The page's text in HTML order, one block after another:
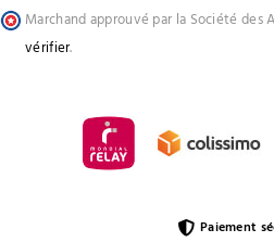
Marchand approuvé par la Société des
vérifier.
Paiement